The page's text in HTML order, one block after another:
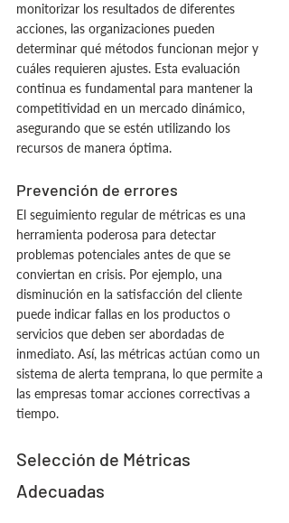
monitorizar los resultados de diferentes
acciones, las organizaciones pueden
determinar qué métodos funcionan mejor y
cuáles requieren ajustes. Esta evaluación
continua es fundamental para mantener la
competitividad en un mercado dinámico,
asegurando que se estén utilizando los
recursos de manera óptima.
Prevención de errores
El seguimiento regular de métricas es una
herramienta poderosa para detectar
problemas potenciales antes de que se
conviertan en crisis. Por ejemplo, una
disminución en la satisfacción del cliente
puede indicar fallas en los productos o
servicios que deben ser abordadas de
inmediato. Así, las métricas actúan como un
sistema de alerta temprana, lo que permite a
las empresas tomar acciones correctivas a
tiempo.
Selección de Métricas
Adecuadas